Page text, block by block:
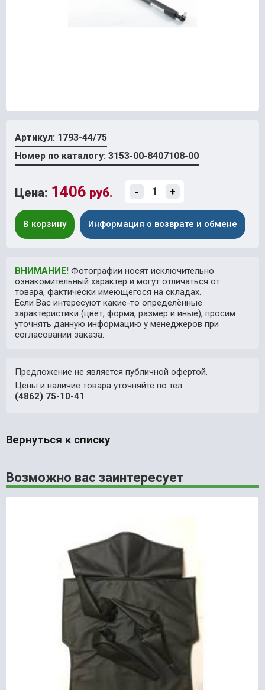
Артикул: 1793-44/75
Номер по каталогу: 3153-00-8407108-00
Цена: 1406 руб. - +
В корзину Информация о возврате и обмене
ВНИМАНИЕ! Фотографии носят исключительно
ознакомительный характер и могут отличаться от
товара, фактически имеющегося на складах.
Если Вас интересуют какие-то определённые
характеристики (цвет, форма, размер и иные), просим
уточнять данную информацию у менеджеров при
согласовании заказа.
Предложение не является публичной офертой.
Цены и наличие товара уточняйте по тел:
(4862) 75-10-41
Вернуться к списку
Возможно вас заинтересует